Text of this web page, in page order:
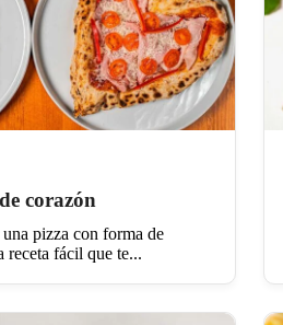
corazón
pizza con forma de
receta fácil que te...